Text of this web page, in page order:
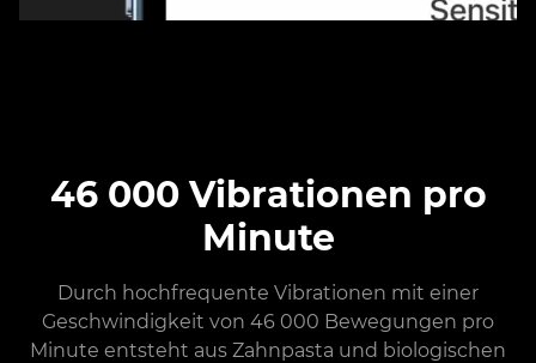
46 000 Vibrationen pro
Minute
Durch hochfrequente Vibrationen mit einer
Geschwindigkeit von 46 000 Bewegungen pro
Minute entsteht aus Zahnpasta und biologischen